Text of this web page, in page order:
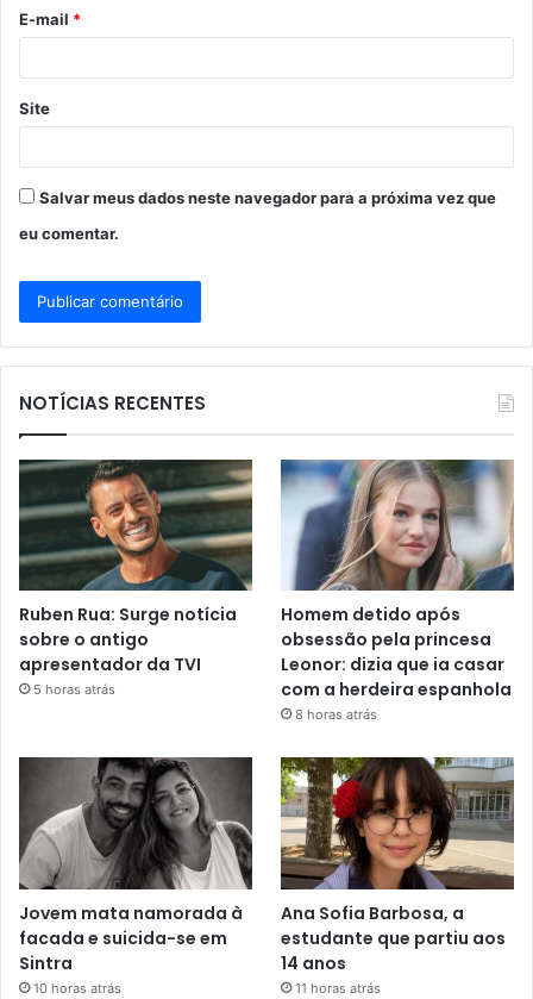
*
E-mail *
Site
Salvar meus dados neste navegador para a próxima vez que
eu comentar.
NOTÍCIAS RECENTES
Ruben Rua: Surge notícia
sobre o antigo
apresentador da TVI
5 horas atrás
Homem detido após
obsessão pela princesa
Leonor: dizia que ia casar
com a herdeira espanhola
8 horas atrás
Jovem mata namorada à
facada e suicida-se em
Sintra
10 horas atrás
Ana Sofia Barbosa, a
estudante que partiu aos
14 anos
11 horas atrás